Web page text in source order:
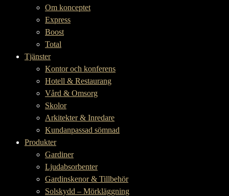
Om konceptet
Express
Boost
Total
Tjänster
Kontor och konferens
Hotell & Restaurang
Vård & Omsorg
Skolor
Arkitekter & Inredare
Kundanpassad sömnad
Produkter
Gardiner
Ljudabsorbenter
Gardinskenor & Tillbehör
Solskydd – Mörkläggning